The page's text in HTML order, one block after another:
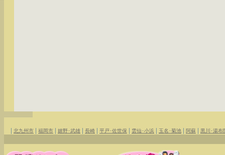
| 北九州市 | 福岡市 | 嬉野･武雄 | 長崎 | 平戸･佐世保 | 雲仙･小浜 | 玉名･菊池 | 阿蘇 | 黒川･湯布